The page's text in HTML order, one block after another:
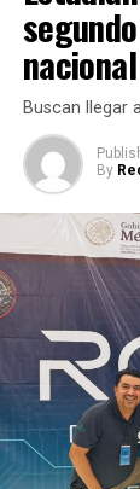
La unión
Buscan llegar
By